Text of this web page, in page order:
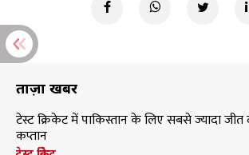
ताज़ा खबरें
टेस्ट क्रिकेट में पाकिस्तान के लिए सबसे ज्यादा
कप्तान